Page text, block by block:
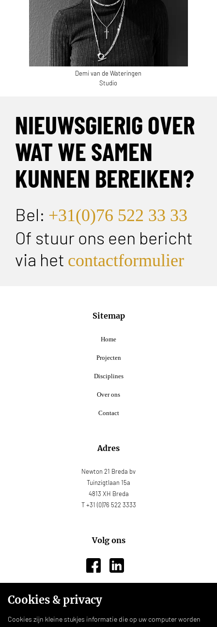
Demi van de Wateringen
Studio
NIEUWSGIERIG OVER
WAT WE SAMEN
KUNNEN BEREIKEN?
Bel: +31(0)76 522 33 33
Of stuur ons een bericht
via het contactformulier
Sitemap
Home
Projecten
Disciplines
Over ons
Contact
Adres
Newton 21 Breda bv
Tuinzigtlaan 15a
4813 XH Breda
T +31 (0)76 522 3333
Volg ons
Cookies & privacy
Cookies zijn kleine stukjes informatie die op uw computer worden